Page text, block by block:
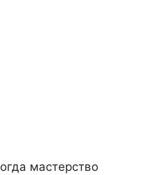
мастерство